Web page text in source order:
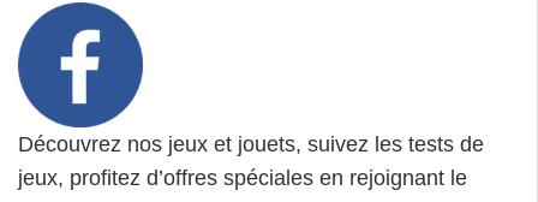
Découvrez nos jeux et jouets, suivez les tests de
jeux, profitez d’offres spéciales en rejoignant le